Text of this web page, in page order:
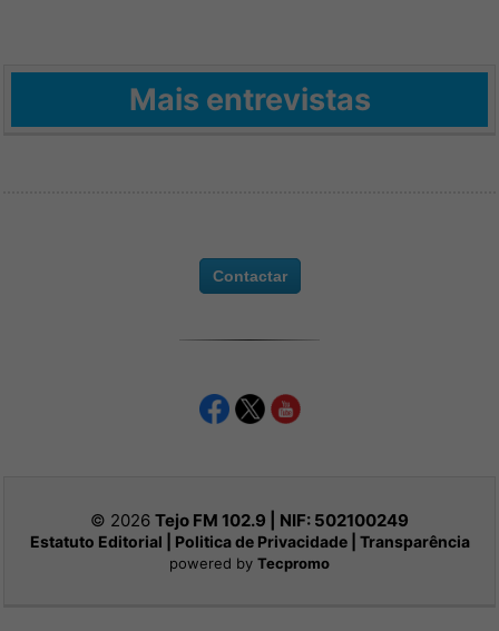
Mais entrevistas
Contactar
© 2026 Tejo FM 102.9 | NIF: 502100249
Estatuto Editorial Politica de Privacidade| Transparência
powered by Tecpromo